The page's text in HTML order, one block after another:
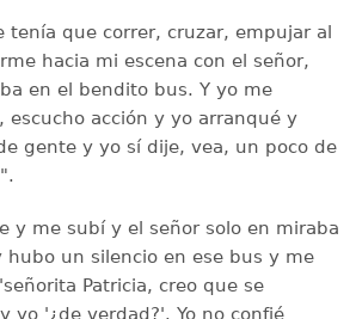
tenía que correr, cruzar, empujar al
hacia mi escena con el señor,
en el bendito bus. Y yo me
escucho acción y yo arranqué y
gente y yo sí dije, vea, un poco de
y me subí y el señor solo en miraba
hubo un silencio en ese bus y me
Patricia, creo que se
yo '¿de verdad?'. Yo no confié